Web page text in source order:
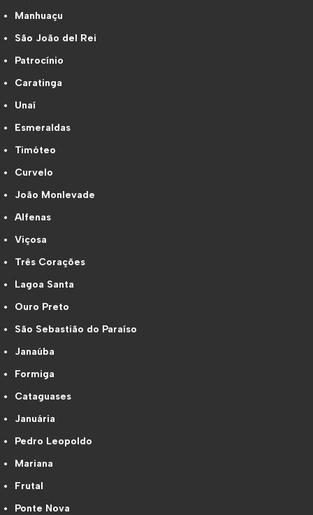
Manhuaçu
São João del Rei
Patrocínio
Caratinga
Unaí
Esmeraldas
Timóteo
Curvelo
João Monlevade
Alfenas
Viçosa
Três Corações
Lagoa Santa
Ouro Preto
São Sebastião do Paraíso
Janaúba
Formiga
Cataguases
Januária
Pedro Leopoldo
Mariana
Frutal
Ponte Nova